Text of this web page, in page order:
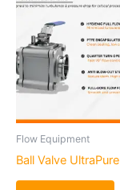
Flow Equipment
Ball Valve UltraPure